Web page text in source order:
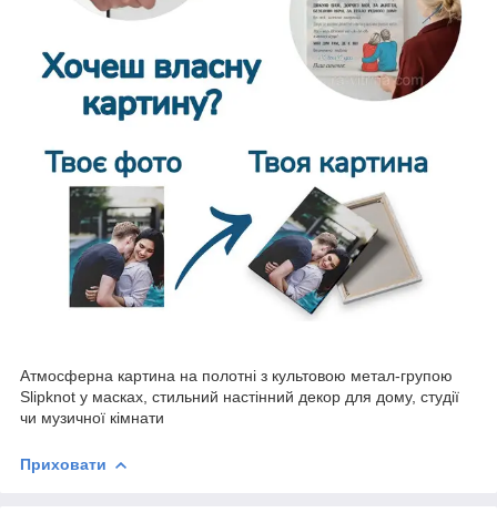
Атмосферна картина на полотні з культовою метал-групою
Slipknot у масках, стильний настінний декор для дому, студії
чи музичної кімнати
Приховати